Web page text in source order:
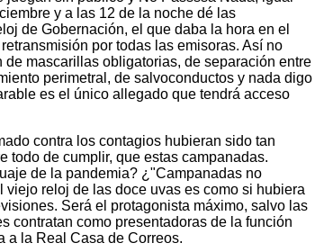
y a las 12 de la noche dé las
de Gobernación, el que daba la hora en el
por todas las emisoras. Así no
mascarillas obligatorias, de separación entre
perimetral, de salvoconductos y nada digo
es el único allegado que tendrá acceso
contra los contagios hubieran sido tan
todo de cumplir, que estas campanadas.
de la pandemia? ¿"Campanadas no
reloj de las doce uvas es como si hubiera
Será el protagonista máximo, salvo las
contratan como presentadoras de la función
a la Real Casa de Correos.